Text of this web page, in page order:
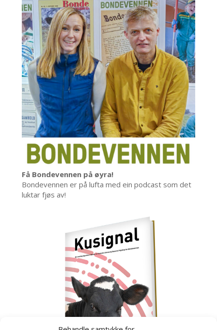
Få Bondevennen på øyra!
Bondevennen er på lufta med ein podcast som det
luktar fjøs av!